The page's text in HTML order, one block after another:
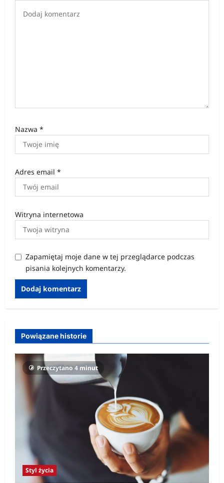
Nazwa *
Adres email *
Witryna internetowa
Zapamiętaj moje dane w tej przeglądarce podczas
pisania kolejnych komentarzy.
Powiązane historie
Przeczytano 4 minut
Styl życia